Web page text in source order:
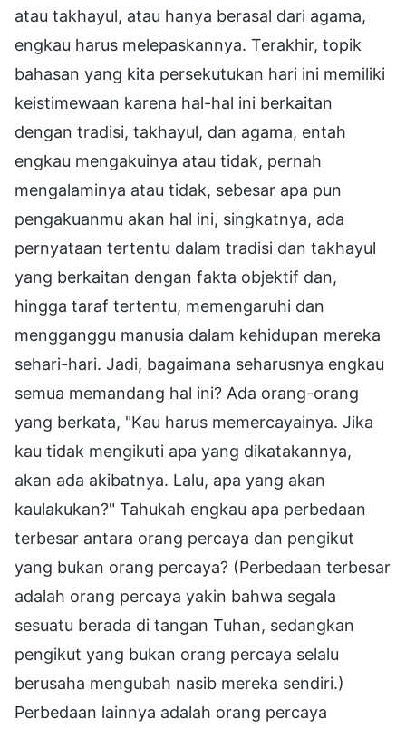
atau takhayul, atau hanya berasal dari agama,
engkau harus melepaskannya. Terakhir, topik
bahasan yang kita persekutukan hari ini memiliki
keistimewaan karena hal-hal ini berkaitan
dengan tradisi, takhayul, dan agama, entah
engkau mengakuinya atau tidak, pernah
mengalaminya atau tidak, sebesar apa pun
pengakuanmu akan hal ini, singkatnya, ada
pernyataan tertentu dalam tradisi dan takhayul
yang berkaitan dengan fakta objektif dan,
hingga taraf tertentu, memengaruhi dan
mengganggu manusia dalam kehidupan mereka
sehari-hari. Jadi, bagaimana seharusnya engkau
semua memandang hal ini? Ada orang-orang
yang berkata, "Kau harus memercayainya. Jika
kau tidak mengikuti apa yang dikatakannya,
akan ada akibatnya. Lalu, apa yang akan
kaulakukan?" Tahukah engkau apa perbedaan
terbesar antara orang percaya dan pengikut
yang bukan orang percaya? (Perbedaan terbesar
adalah orang percaya yakin bahwa segala
sesuatu berada di tangan Tuhan, sedangkan
pengikut yang bukan orang percaya selalu
berusaha mengubah nasib mereka sendiri.)
Perbedaan lainnya adalah orang percaya